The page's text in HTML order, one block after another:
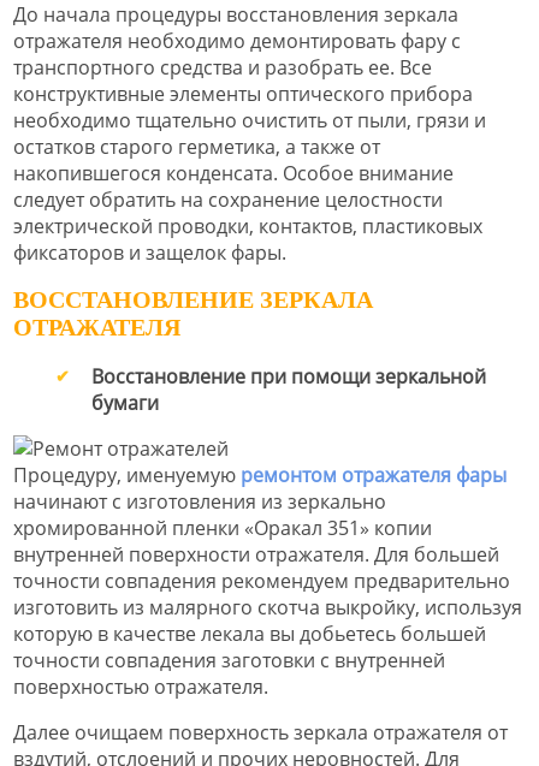
До начала процедуры восстановления зеркала
отражателя необходимо демонтировать фару с
транспортного средства и разобрать ее. Все
конструктивные элементы оптического прибора
необходимо тщательно очистить от пыли, грязи и
остатков старого герметика, а также от
накопившегося конденсата. Особое внимание
следует обратить на сохранение целостности
электрической проводки, контактов, пластиковых
фиксаторов и защелок фары.
ВОССТАНОВЛЕНИЕ ЗЕРКАЛА
ОТРАЖАТЕЛЯ
Восстановление при помощи зеркальной
бумаги
Процедуру, именуемую ремонтом отражателя фары
начинают с изготовления из зеркально
хромированной пленки «Оракал 351» копии
внутренней поверхности отражателя. Для большей
точности совпадения рекомендуем предварительно
изготовить из малярного скотча выкройку, используя
которую в качестве лекала вы добьетесь большей
точности совпадения заготовки с внутренней
поверхностью отражателя.
Далее очищаем поверхность зеркала отражателя от
вздутий, отслоений и прочих неровностей. Для